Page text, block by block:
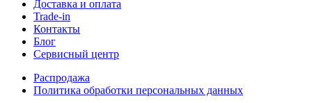
Доставка и оплата
Trade-in
Контакты
Блог
Сервисный центр
Распродажа
Политика обработки персональных данных